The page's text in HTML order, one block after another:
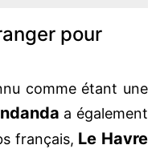
pour
comme étant une
a également
français, Le Havre